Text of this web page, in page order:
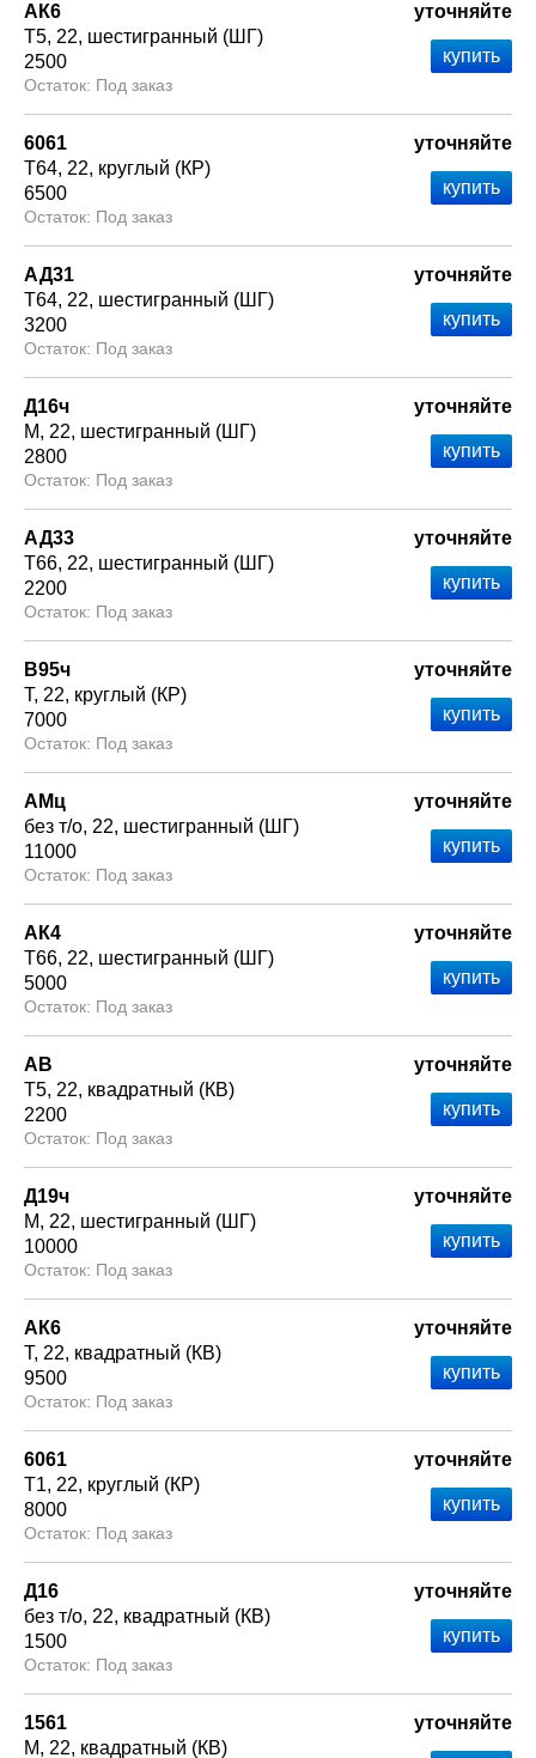
АК6
Т5 22 шестигранный (ШГ)
2500
Под заказ
уточняйте
6061
Т64 22 круглый (КР)
6500
Под заказ
уточняйте
АД31
Т64 22 шестигранный (ШГ)
3200
Под заказ
уточняйте
Д16ч
М
22 шестигранный (ШГ)
2800
Под заказ
уточняйте
АД33
Т66 22 шестигранный (ШГ)
2200
Под заказ
уточняйте
В95ч
Т 22 круглый (КР)
7000
Под заказ
уточняйте
АМц
без т/о 22 шестигранный (ШГ)
11000
Под заказ
уточняйте
АК4
Т66 22 шестигранный (ШГ)
5000
Под заказ
уточняйте
АВ
Т5 22 квадратный (КВ)
2200
Под заказ
уточняйте
Д19ч
М
22 шестигранный (ШГ)
10000
Под заказ
уточняйте
АК6
Т 22 квадратный (КВ)
9500
Под заказ
уточняйте
6061
Т1 22 круглый (КР)
8000
Под заказ
уточняйте
Д16
без т/о 22 квадратный (КВ)
1500
Под заказ
уточняйте
1561
М
22 квадратный (КВ)
уточняйте